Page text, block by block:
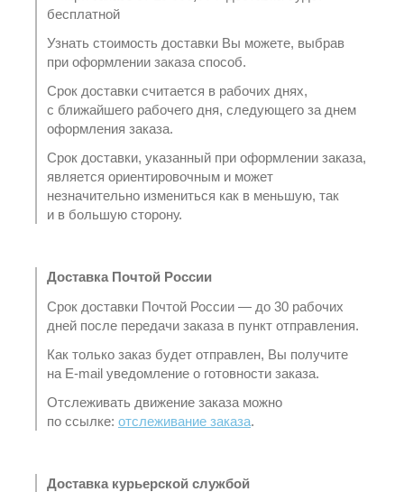
бесплатной
Узнать стоимость доставки Вы можете, выбрав
при оформлении заказа способ.
Срок доставки считается в рабочих днях,
с ближайшего рабочего дня, следующего за днем
оформления заказа.
Срок доставки, указанный при оформлении заказа,
является ориентировочным и может
незначительно измениться как в меньшую, так
и в большую сторону.
Доставка Почтой России
Срок доставки Почтой России — до 30 рабочих
дней после передачи заказа в пункт отправления.
Как только заказ будет отправлен, Вы получите
на E-mail уведомление о готовности заказа.
Отслеживать движение заказа можно
по ссылке: отслеживание заказа.
Доставка курьерской службой